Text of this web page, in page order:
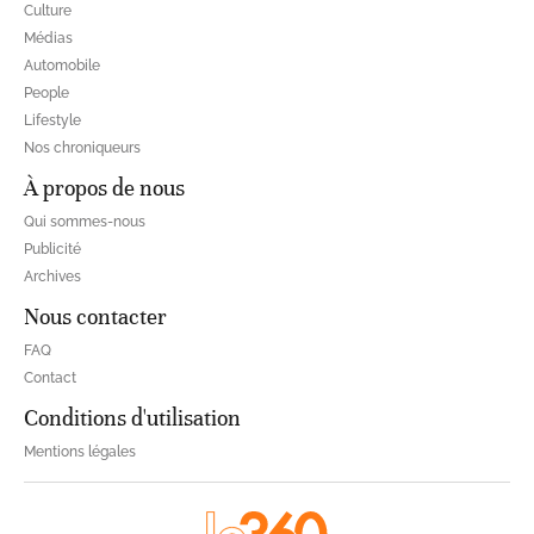
Culture
Médias
Automobile
People
Lifestyle
Nos chroniqueurs
À propos de nous
Qui sommes-nous
Publicité
Archives
Nous contacter
FAQ
Contact
Conditions d'utilisation
Mentions légales